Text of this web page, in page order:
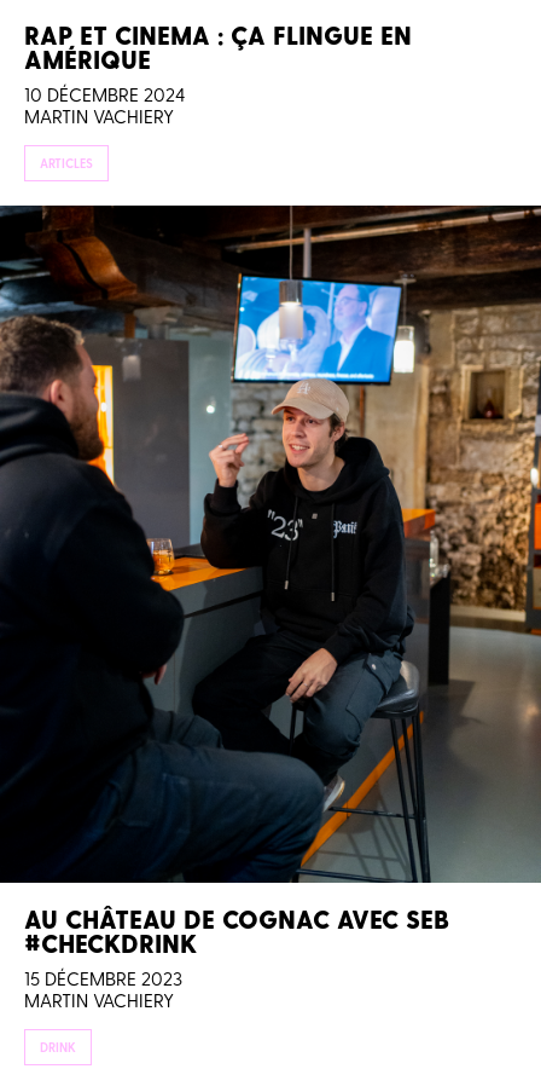
RAP ET CINEMA : ÇA FLINGUE EN
AMÉRIQUE
10 DÉCEMBRE 2024
MARTIN VACHIERY
ARTICLES
AU CHÂTEAU DE COGNAC AVEC SEB
#CHECKDRINK
15 DÉCEMBRE 2023
MARTIN VACHIERY
DRINK